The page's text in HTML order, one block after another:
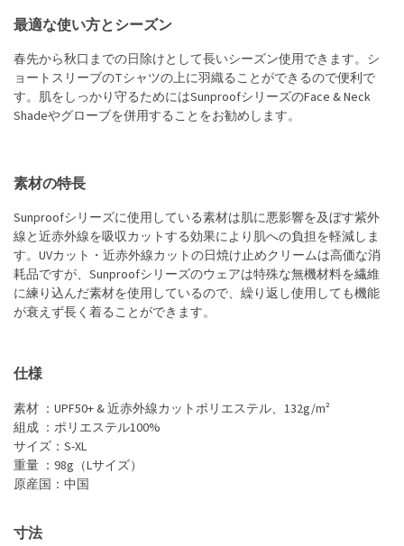
最適な使い方とシーズン
春先から秋口までの日除けとして長いシーズン使用できます。シ
ョートスリーブのTシャツの上に羽織ることができるので便利で
す。肌をしっかり守るためにはSunproofシリーズのFace & Neck
Shadeやグローブを併用することをお勧めします。
素材の特長
Sunproofシリーズに使用している素材は肌に悪影響を及ぼす紫外
線と近赤外線を吸収カットする効果により肌への負担を軽減しま
す。UVカット・近赤外線カットの日焼け止めクリームは高価な消
耗品ですが、Sunproofシリーズのウェアは特殊な無機材料を繊維
に練り込んだ素材を使用しているので、繰り返し使用しても機能
が衰えず長く着ることができます。
仕様
素材 ：UPF50+ & 近赤外線カットポリエステル、132g/m²
組成 ：ポリエステル100%
サイズ：S-XL
重量 ：98g（Lサイズ）
原産国：中国
寸法